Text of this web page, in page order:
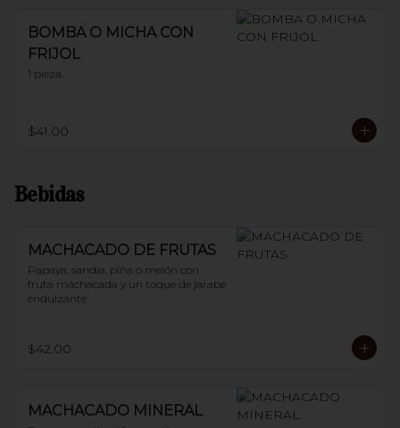
BOMBA O MICHA CON
FRIJOL
1 pieza.
$41.00
Bebidas
MACHACADO DE FRUTAS
Papaya, sandía, piña o melón con
fruta machacada y un toque de jarabe
endulzante
$42.00
MACHACADO MINERAL